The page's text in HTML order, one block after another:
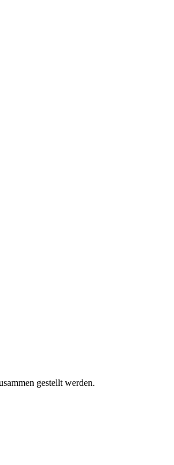
gestellt werden.